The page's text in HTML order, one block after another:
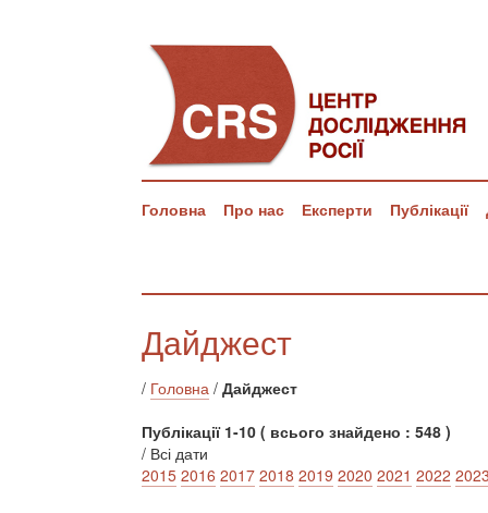
Головна Про нас Експерти Публікації
Дайджест
/ Головна / Дайджест
Публікації 1-10 ( всього знайдено : 548 )
/ Всі дати
2015 2016 2017 2018 2019 2020 2021 2022